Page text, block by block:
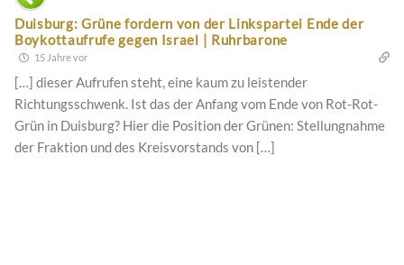
Duisburg: Grüne fordern von der Linkspartei Ende der
Boykottaufrufe gegen Israel | Ruhrbarone
15 Jahre vor
[…] dieser Aufrufen steht, eine kaum zu leistender
Richtungsschwenk. Ist das der Anfang vom Ende von Rot-Rot-
Grün in Duisburg? Hier die Position der Grünen: Stellungnahme
der Fraktion und des Kreisvorstands von […]